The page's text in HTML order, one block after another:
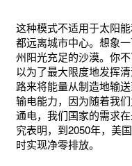
这种模式不适用于太阳
都远离城市中心。想象
州阳光充足的沙漠。你
以为了最大限度地发挥
路来将能量从制造地输
输电能力，因为随着我
通电，我们国家的需求
究表明，到2050年，美
时实现净零排放。